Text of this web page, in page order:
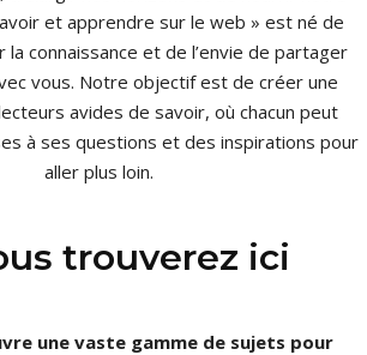
et apprendre sur le web » est né de
connaissance et de l’envie de partager
vous. Notre objectif est de créer une
avides de savoir, où chacun peut
à ses questions et des inspirations pour
aller plus loin.
trouverez ici
une vaste gamme de sujets pour